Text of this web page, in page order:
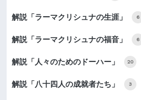
解説「ラーマクリシュナの生涯」 6
解説「ラーマクリシュナの福音」 6
解説「人々のためのドーハー」 20
解説「八十四人の成就者たち」 3